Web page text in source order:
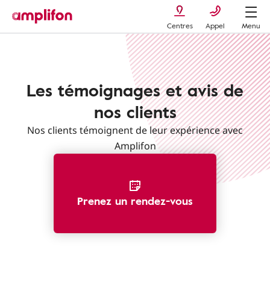
Centres Appel Menu
Les témoignages et avis de
nos clients
Nos clients témoignent de leur expérience avec
Amplifon
Prenez un rendez-vous